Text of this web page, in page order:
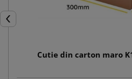
Inapoi
Cutie din carton maro